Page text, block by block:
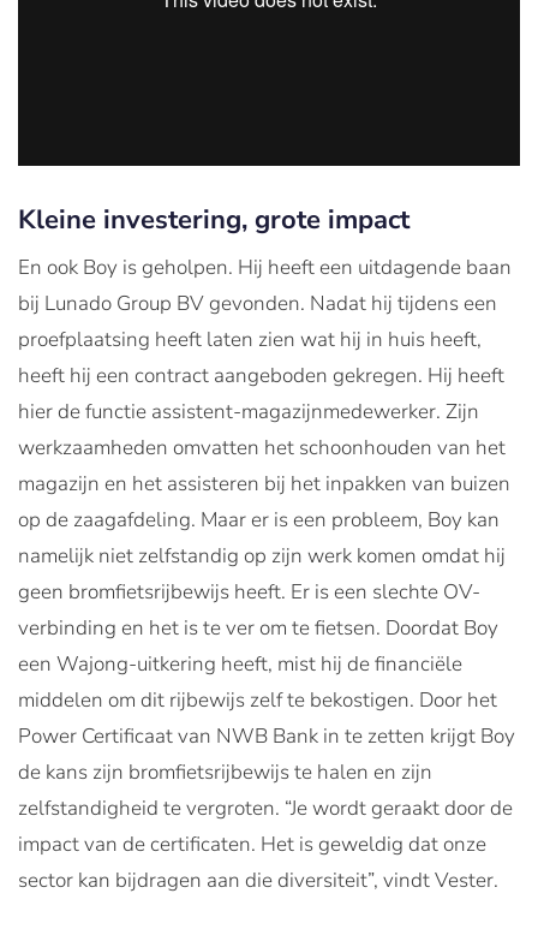
Kleine investering, grote impact
En ook Boy is geholpen. Hij heeft een uitdagende baan
bij Lunado Group BV gevonden. Nadat hij tijdens een
proefplaatsing heeft laten zien wat hij in huis heeft,
heeft hij een contract aangeboden gekregen. Hij heeft
hier de functie assistent-magazijnmedewerker. Zijn
werkzaamheden omvatten het schoonhouden van het
magazijn en het assisteren bij het inpakken van buizen
op de zaagafdeling. Maar er is een probleem, Boy kan
namelijk niet zelfstandig op zijn werk komen omdat hij
geen bromfietsrijbewijs heeft. Er is een slechte OV-
verbinding en het is te ver om te fietsen. Doordat Boy
een Wajong-uitkering heeft, mist hij de financiële
middelen om dit rijbewijs zelf te bekostigen. Door het
Power Certificaat van NWB Bank in te zetten krijgt Boy
de kans zijn bromfietsrijbewijs te halen en zijn
zelfstandigheid te vergroten. “Je wordt geraakt door de
impact van de certificaten. Het is geweldig dat onze
sector kan bijdragen aan die diversiteit”, vindt Vester.